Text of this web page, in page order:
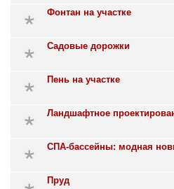
Фонтан на участке
Садовые дорожки
Пень на участке
Ландшафтное
СПА-бассейны: модная
Пруд